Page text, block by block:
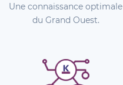
Une connaissance optimale
du Grand Ouest.